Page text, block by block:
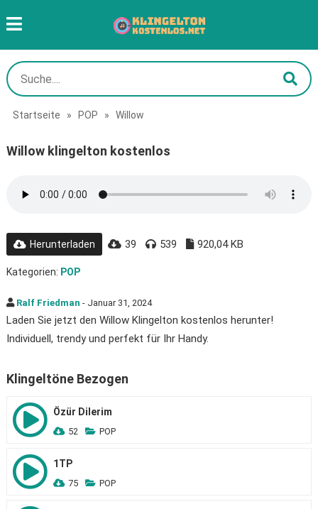
Startseite » POP » Willow
Willow klingelton kostenlos
Herunterladen 39 539 920,04 KB
Kategorien: POP
Ralf Friedman - Januar 31, 2024
Laden Sie jetzt den Willow Klingelton kostenlos herunter!
Individuell, trendy und perfekt für Ihr Handy.
Klingeltöne Bezogen
Özür Dilerim
52 POP
1TP
75 POP